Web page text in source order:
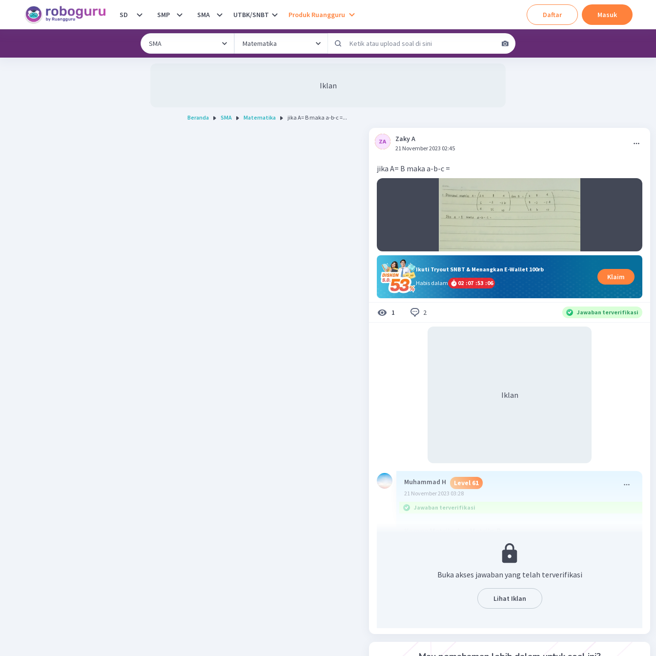
SD SMP SMA UTBK/SNBT Produk Ruangguru Daftar Masuk
Iklan
Beranda SMA Matematika jika A= B maka a-b-c =...
Zaky A
21 November 2023 02:45
jika A= B maka a-b-c =
Ikuti Tryout SNBT & Menangkan E-Wallet 100rb
Habis dalam
02 :07 :53 :05
Klaim
1 2 Jawaban terverifikasi
Iklan
Muhammad H Level 61
21 November 2023 03:28
Jawaban terverifikasi
Buka akses jawaban yang telah terverifikasi
Lihat Iklan